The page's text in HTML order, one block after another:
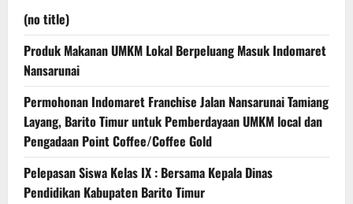
(no title)
Produk Makanan UMKM Lokal Berpeluang Masuk Indomaret
Nansarunai
Permohonan Indomaret Franchise Jalan Nansarunai Tamiang
Layang, Barito Timur untuk Pemberdayaan UMKM local dan
Pengadaan Point Coffee/Coffee Gold
Pelepasan Siswa Kelas IX : Bersama Kepala Dinas
Pendidikan Kabupaten Barito Timur